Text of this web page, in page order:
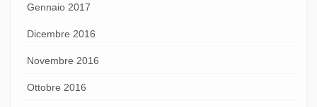
Gennaio 2017
Dicembre 2016
Novembre 2016
Ottobre 2016